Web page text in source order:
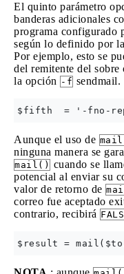
El quinto parámetro
banderas adicionales
programa configurado
según lo definido por
Por ejemplo, esto se
del remitente del sobre
la opción -f sendmail.
$fifth  = ' -fno-
Aunque el uso de
ninguna manera se
mail() cuando se
potencial al enviar su
valor de retorno de
correo fue aceptado
contrario, recibirá